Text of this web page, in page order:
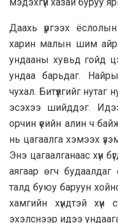
Даахь үргээх
харин малын шим
ундааны хувьд гойд
ундаа барьдаг.
чухал. Битүүлгийг
эсэхээ шийддэг.
орчин үеийн алин ч
нь цагаалга хэмээх
Энэ цагаалганаас хүн
аягаар өгч
талд буюу баруун
хамгийн хүндтэй хүн
эхэлснээр идээ